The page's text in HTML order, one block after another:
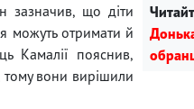
зазначив, що діти
можуть отримати й
Камалії пояснив,
вони вирішили